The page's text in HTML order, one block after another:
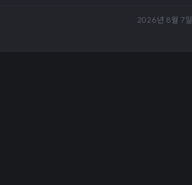
2026년 8월 7일